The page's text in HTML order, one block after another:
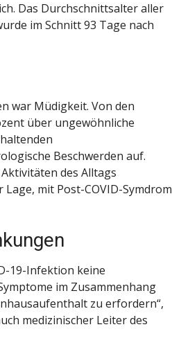
Das Durchschnittsalter aller
im Schnitt 93 Tage nach
war Müdigkeit. Von den
über ungewöhnliche
Beschwerden auf.
des Alltags
mit Post-COVID-Symdrom
19-Infektion keine
im Zusammenhang
zu erfordern“,
medizinischer Leiter des